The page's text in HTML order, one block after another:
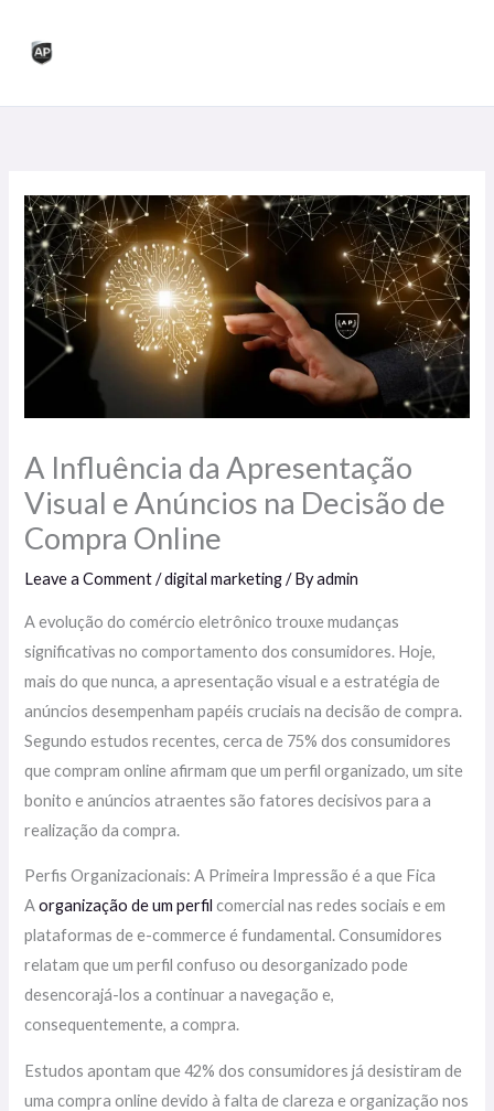
A Influência da Apresentação
Visual e Anúncios na Decisão de
Compra Online
Leave a Comment /digital marketing/ Byadmin
A evolução do comércio eletrônico trouxe mudanças
significativas no comportamento dos consumidores. Hoje,
mais do que nunca, a apresentação visual e a estratégia de
anúncios desempenham papéis cruciais na decisão de compra.
Segundo estudos recentes, cerca de 75% dos consumidores
que compram online afirmam que um perfil organizado, um site
bonito e anúncios atraentes são fatores decisivos para a
realização da compra.
Perfis Organizacionais: A Primeira Impressão é a que Fica
Aorganização de um perfil comercial nas redes sociais e em
plataformas de e-commerce é fundamental. Consumidores
relatam que um perfil confuso ou desorganizado pode
desencorajá-los a continuar a navegação e,
consequentemente, a compra.
Estudos apontam que 42% dos consumidores já desistiram de
uma compra online devido à falta de clareza e organização nos